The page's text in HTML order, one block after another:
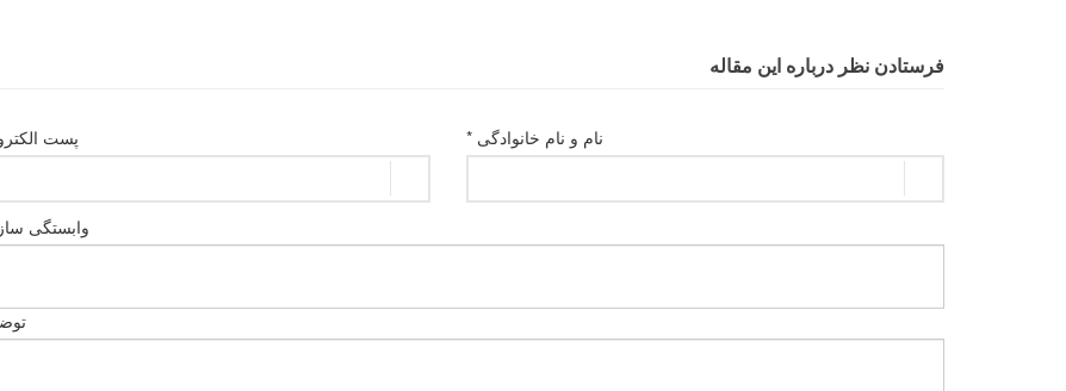
فرستادن نظر درباره این مقاله
نام و نام خانوادگی * پست
وابستگی